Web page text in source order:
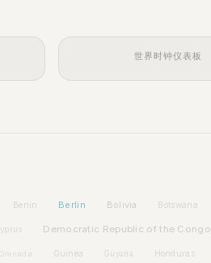
世界时钟仪表板
Benin Berlin Bolivia Botswana
Democratic Republic of the Congo
Grenada Guinea Guyana Honduras